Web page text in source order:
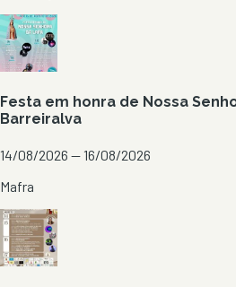
Festa em honra de Nossa
Barreiralva
14/08/2026 — 16/08/2026
Mafra